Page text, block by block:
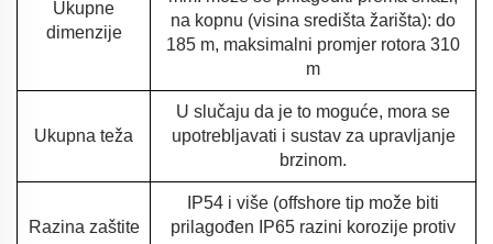
Ukupne
dimenzije
na kopnu (visina središta žarišta): do
185 m, maksimalni promjer rotora 310
m
Ukupna teža
U slučaju da je to moguće, mora se
upotrebljavati i sustav za upravljanje
brzinom.
Razina zaštite
IP54 i više (offshore tip može biti
prilagođen IP65 razini korozije protiv